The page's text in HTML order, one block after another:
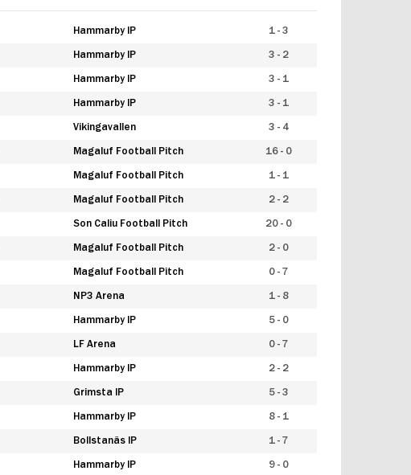
Hammarby IP 1 - 3
Hammarby IP 3 - 2
Hammarby IP 3 - 1
Hammarby IP 3 - 1
Vikingavallen 3 - 4
Magaluf Football Pitch 16 - 0
Magaluf Football Pitch 1 - 1
Magaluf Football Pitch 2 - 2
Son Caliu Football Pitch 20 - 0
Magaluf Football Pitch 2 - 0
Magaluf Football Pitch 0 - 7
NP3 Arena 1 - 8
Hammarby IP 5 - 0
LF Arena 0 - 7
Hammarby IP 2 - 2
Grimsta IP 5 - 3
Hammarby IP 8 - 1
Bollstanäs IP 1 - 7
Hammarby IP 9 - 0